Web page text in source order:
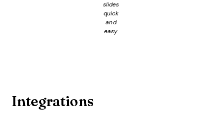
slides
quick
and
easy.
Integrations